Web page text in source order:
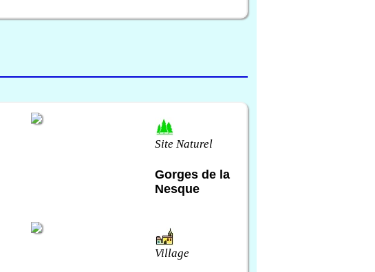
Site Naturel
Gorges de la
Nesque
Village